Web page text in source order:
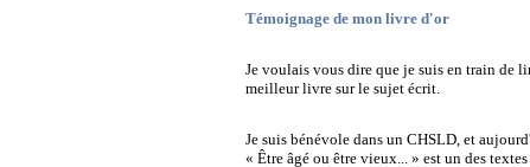
Témoignage de mon livre d'or
Je voulais vous dire que je suis en train de
meilleur livre sur le sujet écrit.
Je suis bénévole dans un CHSLD, et
« Être âgé ou être vieux... » est un des